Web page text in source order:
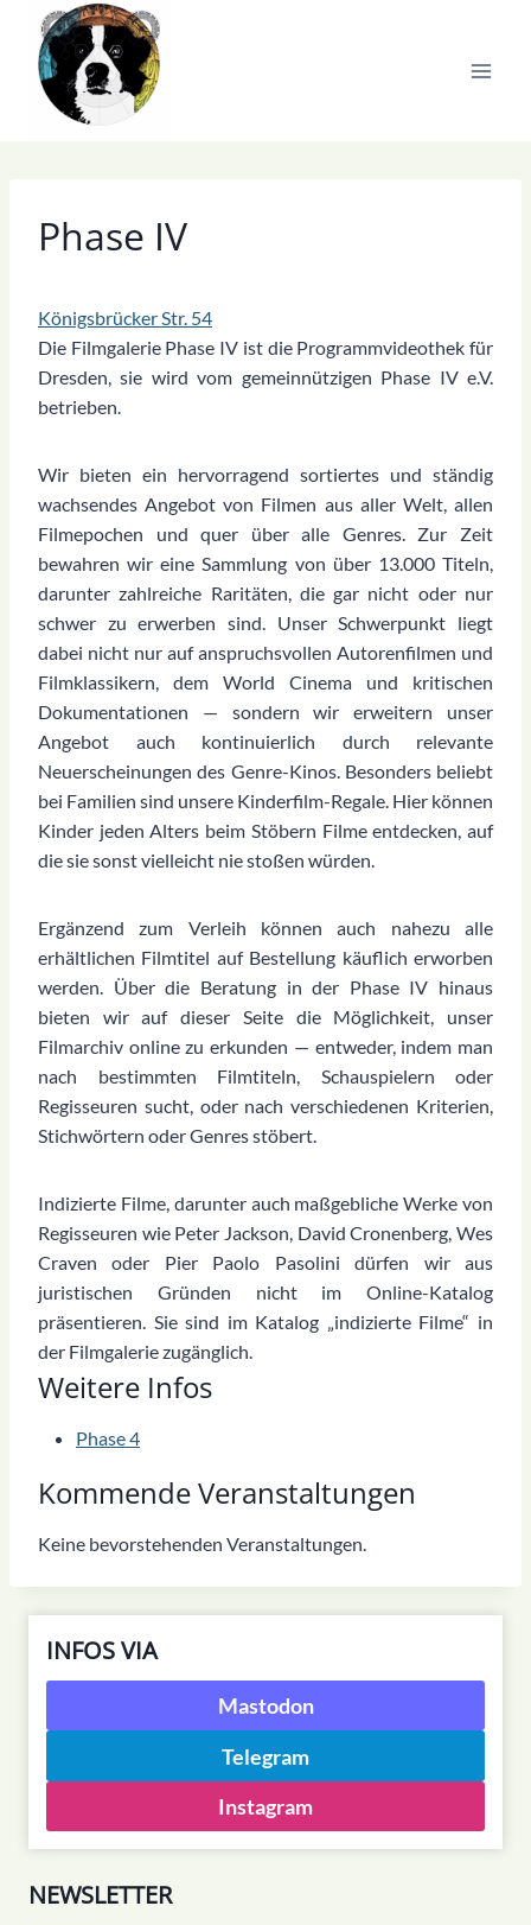
Inhalt
springen
Phase IV
Königsbrücker Str. 54
Weitere Infos
Phase 4
Kommende Veranstaltungen
Keine bevorstehenden Veranstaltungen.
Die Filmgalerie Phase IV ist die Programmvideothek für
Dresden, sie wird vom gemeinnützigen Phase IV e.V.
betrieben.
Wir bieten ein hervorragend sortiertes und ständig
wachsendes Angebot von Filmen aus aller Welt, allen
Filmepochen und quer über alle Genres. Zur Zeit
bewahren wir eine Sammlung von über 13.000 Titeln,
darunter zahlreiche Raritäten, die gar nicht oder nur
schwer zu erwerben sind. Unser Schwerpunkt liegt
dabei nicht nur auf anspruchsvollen Autorenfilmen und
Filmklassikern, dem World Cinema und kritischen
Dokumentationen — sondern wir erweitern unser
Angebot auch kontinuierlich durch relevante
Neuerscheinungen des Genre-Kinos. Besonders beliebt
bei Familien sind unsere Kinderfilm-Regale. Hier können
Kinder jeden Alters beim Stöbern Filme entdecken, auf
die sie sonst vielleicht nie stoßen würden.
Ergänzend zum Verleih können auch nahezu alle
erhältlichen Filmtitel auf Bestellung käuflich erworben
werden. Über die Beratung in der Phase IV hinaus
bieten wir auf dieser Seite die Möglichkeit, unser
Filmarchiv online zu erkunden — entweder, indem man
nach bestimmten Filmtiteln, Schauspielern oder
Regisseuren sucht, oder nach verschiedenen Kriterien,
Stichwörtern oder Genres stöbert.
Indizierte Filme, darunter auch maßgebliche Werke von
Regisseuren wie Peter Jackson, David Cronenberg, Wes
Craven oder Pier Paolo Pasolini dürfen wir aus
juristischen Gründen nicht im Online-Katalog
präsentieren. Sie sind im Katalog „indizierte Filme“ in
der Filmgalerie zugänglich.
INFOS VIA
Mastodon
Telegram
Instagram
NEWSLETTER